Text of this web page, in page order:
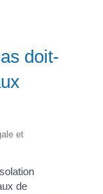
doit-
et
de